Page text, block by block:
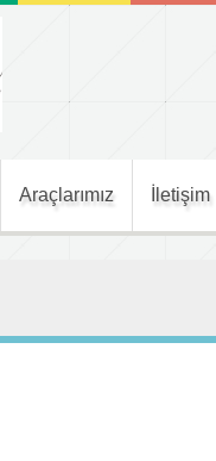
Araçlarımız İletişim